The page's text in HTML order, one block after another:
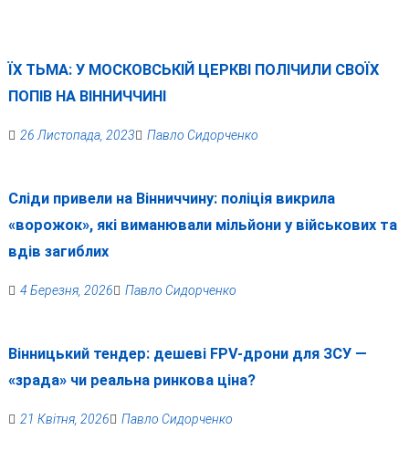
ЇХ ТЬМА: У МОСКОВСЬКІЙ ЦЕРКВІ ПОЛІЧИЛИ СВОЇХ
ПОПІВ НА ВІННИЧЧИНІ
26 Листопада, 2023 Павло Сидорченко
Сліди привели на Вінниччину: поліція викрила
«ворожок», які виманювали мільйони у військових та
вдів загиблих
4 Березня, 2026 Павло Сидорченко
Вінницький тендер: дешеві FPV-дрони для ЗСУ —
«зрада» чи реальна ринкова ціна?
21 Квітня, 2026 Павло Сидорченко